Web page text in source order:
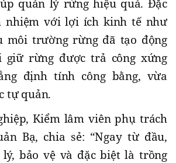
quản lý rừng hiệu quả. Đặc
nhiệm với lợi ích kinh tế như
môi trường rừng đã tạo động
giữ rừng được trả công xứng
định tính công bằng, vừa
tự quản.
Kiểm lâm viên phụ trách
Bạ, chia sẻ: “Ngay từ đầu,
lý, bảo vệ và đặc biệt là trồng